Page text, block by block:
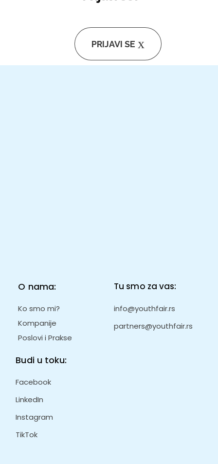
PRIJAVI SE
O nama:
Ko smo mi?
Kompanije
Poslovi i Prakse
Tu smo za vas:
info@youthfair.rs
partners@youthfair.rs
Budi u toku:
Facebook
LinkedIn
Instagram
TikTok